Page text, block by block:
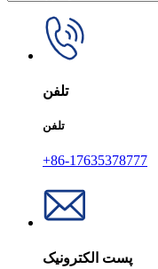
تلفن
تلفن
+86-17635378777
پست الکترونیک